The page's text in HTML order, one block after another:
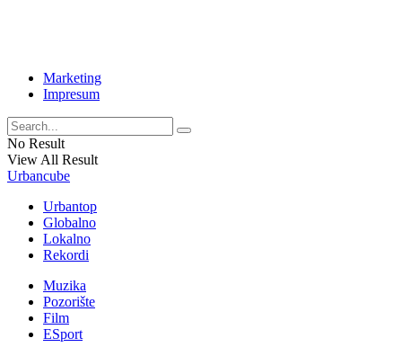
Marketing
Impresum
No Result
View All Result
Urbancube
Urbantop
Globalno
Lokalno
Rekordi
Muzika
Pozorište
Film
ESport